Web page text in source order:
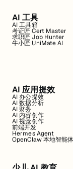
AI 工具
AI 工具箱
考证匠 Cert Master
求职匠 Job Hunter
牛小匠 UniMate AI
AI 应用提效
AI 办公提效
AI 数据分析
AI 财务
AI 内容创作
AI 视觉创作
前端开发
Hermes Agent
OpenClaw 本地智能体